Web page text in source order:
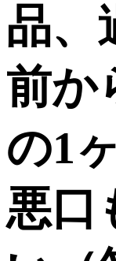
品、
前か
の1
悪口